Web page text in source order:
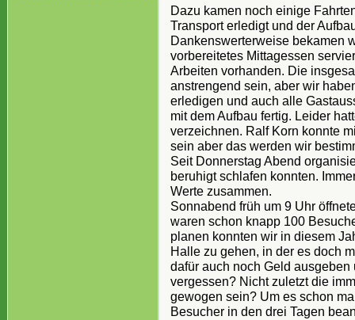
Dazu kamen noch einige
Transport erledigt und der
Dankenswerterweise bekamen
vorbereitetes Mittagessen
Arbeiten vorhanden. Die
anstrengend sein, aber wir
erledigen und auch alle
mit dem Aufbau fertig. Leider
verzeichnen. Ralf Korn konnte
sein aber das werden wir
Seit Donnerstag Abend
beruhigt schlafen konnten.
Werte zusammen.
Sonnabend früh um 9 Uhr
waren schon knapp 100
planen konnten wir in diesem
Halle zu gehen, in der es doch
dafür auch noch Geld
vergessen? Nicht zuletzt die
gewogen sein? Um es schon
Besucher in den drei Tagen